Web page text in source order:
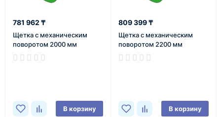
781 962 ₸
Щетка с механическим
поворотом 2000 мм
В корзину
809 399 ₸
Щетка с механическим
поворотом 2200 мм
В корзину